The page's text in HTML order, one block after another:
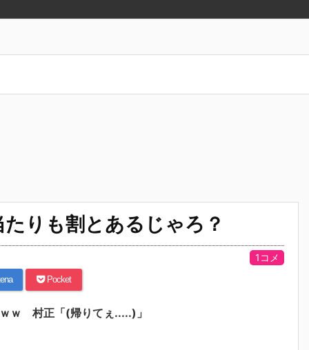
りも割とあるじゃろ？
1コメ
Pocket
ｗ 村正「(帰りてぇ.....)」